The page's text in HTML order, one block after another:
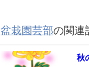
盆栽園芸部の関連
秋